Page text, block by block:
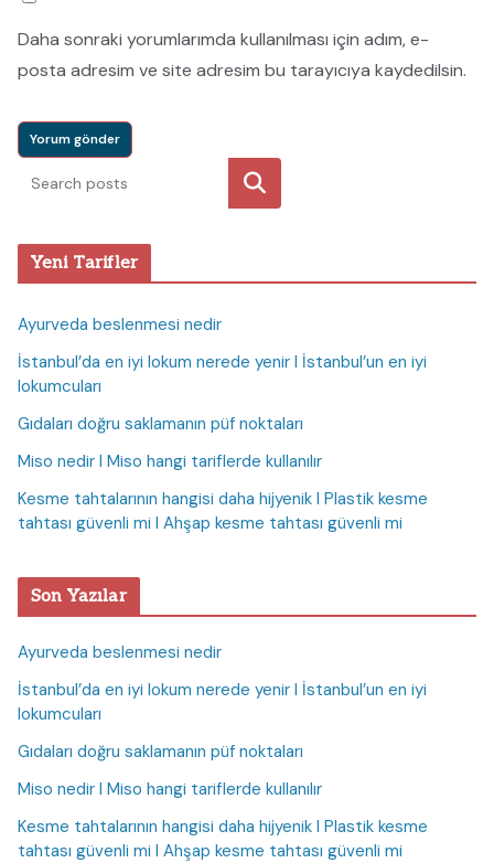
Daha sonraki yorumlarımda kullanılması için adım, e-
posta adresim ve site adresim bu tarayıcıya kaydedilsin.
Ara
Yeni Tarifler
Ayurveda beslenmesi nedir
İstanbul’da en iyi lokum nerede yenir I İstanbul’un en iyi
lokumcuları
Gıdaları doğru saklamanın püf noktaları
Miso nedir I Miso hangi tariflerde kullanılır
Kesme tahtalarının hangisi daha hijyenik I Plastik kesme
tahtası güvenli mi I Ahşap kesme tahtası güvenli mi
Son Yazılar
Ayurveda beslenmesi nedir
İstanbul’da en iyi lokum nerede yenir I İstanbul’un en iyi
lokumcuları
Gıdaları doğru saklamanın püf noktaları
Miso nedir I Miso hangi tariflerde kullanılır
Kesme tahtalarının hangisi daha hijyenik I Plastik kesme
tahtası güvenli mi I Ahşap kesme tahtası güvenli mi